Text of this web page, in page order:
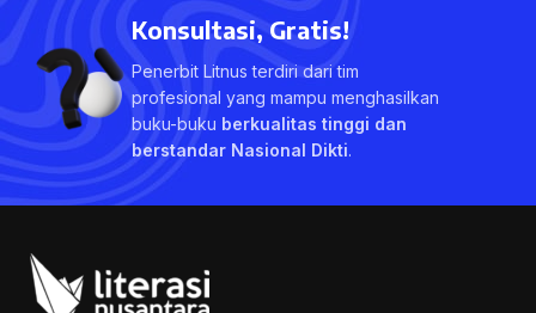
Konsultasi, Gratis!
Penerbit Litnus terdiri dari tim
profesional yang mampu menghasilkan
buku-buku berkualitas tinggi dan
berstandar Nasional Dikti.